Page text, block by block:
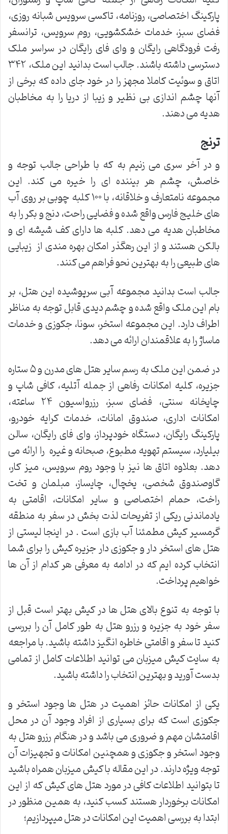
پارکینگ اختصاصی، روزنامه، تاکسی سرویس شبانه روزی،
فضای سبز، خدمات خشکشویی، روم سرویس، ترانسفر
رفت فرودگاهی رایگان و وای فای رایگان در سراسر ملک
دسترسی داشته باشند. جالب است بدانید این ملک، ۳۴۲
اتاق و سوئیت کاملا مجهز را در خود جای داده که برخی از
آنها چشم اندازی بی نظیر و زیبا از دریا را به مخاطبان
هدیه می دهند.
ترنج
و در آخر سری می زنیم به که با طراحی جالب توجه و
خاصش، چشم هر بیننده ای را خیره می کند. این
مجموعه نامتعارف و خلاقانه، با ۱۰۰ کلبه چوبی بر روی آب
های خلیج فارس واقع شده و فضایی راحت، دنج و بکر را به
مخاطبان هدیه می دهد. کلبه ها دارای کف شیشه ای و
بالکن هستند و از این رهگذر امکان بهره مندی از زیبایی
های طبیعی را به بهترین نحو فراهم می کنند.
جالب است بدانید مجموعه آبی سرپوشیده این هتل، بر
بام این ملک واقع شده و چشم دیدی قابل توجه به مناظر
اطراف دارد. این مجموعه استخر، سونا، جکوزی و خدمات
ماساژ را به علاقمندان ارائه می دهد.
در ضمن این ملک به رسم سایر هتل های مدرن و ۵ ستاره
جزیره، کلیه امکانات رفاهی از جمله آتلیه، کافی شاپ و
چایخانه سنتی، فضای سبز، رزرواسیون ۲۴ ساعته،
امکانات اداری، صندوق امانات، خدمات کرایه خودرو،
پارکینگ رایگان، دستگاه خودپرداز، وای فای رایگان، سالن
بیلیارد، سیستم تهویه مطبوع، صبحانه و غیره را ارائه می
دهد. بعلاوه اتاق ها نیز با وجود روم سرویس، میز کار،
گاوصندوق شخصی، یخچال، چایساز، مبلمان و تخت
راخت، حمام اختصاصی و سایر امکانات، اقامتی به
یادماندنی ریکی از تفریحات لذت بخش در سفر به منطقه
گرمسیر کیش مطمئنا آب بازی است . در اینجا لیستی از
هتل های استخر دار و جکوزی دار جزیره کیش را برای شما
انتخاب کرده ایم که در ادامه به معرفی هر کدام از آن ها
خواهیم پرداخت.
با توجه به تنوع بالای هتل ها در کیش بهتر است قبل از
سفر خود به جزیره و رزرو هتل به طور کامل آن را بررسی
کنید تا سفر و اقامتی خاطره انگیز داشته باشید. با مراجعه
به سایت کیش میزبان می توانید اطلاعات کامل از تمامی
بدست آورید و بهترین انتخاب را داشته باشید.
یکی از امکانات حائز اهمیت در هتل ها وجود استخر و
جکوزی است که برای بسیاری از افراد وجود آن در محل
اقامتشان مهم و ضروری می باشد و در هنگام رزرو هتل به
وجود استخر و جکوزی و همچنین امکانات و تجهیزات آن
توجه ویژه دارند. در این مقاله با کیش میزبان همراه باشید
تا بتوانید اطلاعات کافی در مورد هتل های کیش که از این
امکانات برخوردار هستند کسب کنید، به همین منظور در
ابتدا به بررسی اهمیت این امکانات در هتل میپردازیم؛